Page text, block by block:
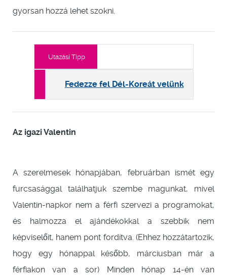
gyorsan hozzá lehet szokni.
Utazási Tipp
Fedezze fel Dél-Koreát velünk
Az igazi Valentin
A szerelmesek hónapjában, februárban ismét egy
furcsasággal találhatjuk szembe magunkat, mivel
Valentin-napkor nem a férfi szervezi a programokat,
és halmozza el ajándékokkal a szebbik nem
képviselőit, hanem pont fordítva. (Ehhez hozzátartozik,
hogy egy hónappal később, márciusban már a
férfiakon van a sor) Minden hónap 14-én van